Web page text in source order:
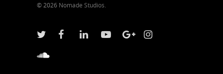
© 2026 Nomade Studios.